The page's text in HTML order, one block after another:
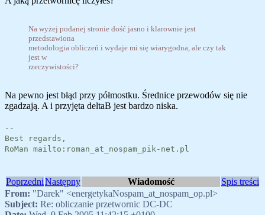
Na wyżej podanej stronie dość jasno i klarownie jest
przedstawiona
metodologia obliczeń i wydaje mi się wiarygodna, ale czy tak
jest w
rzeczywistości?
Na pewno jest błąd przy półmostku. Średnice przewodów się nie
zgadzają. A i przyjęta deltaB jest bardzo niska.
--
Best regards,
RoMan mailto:roman_at_nospam_pik-net.pl
PoprzedniNastępny Wiadomość
Spis treści
From: "Darek" <energetykaNospam_at_nospam_op.pl>
Subject: Re: obliczanie przetwornic DC-DC